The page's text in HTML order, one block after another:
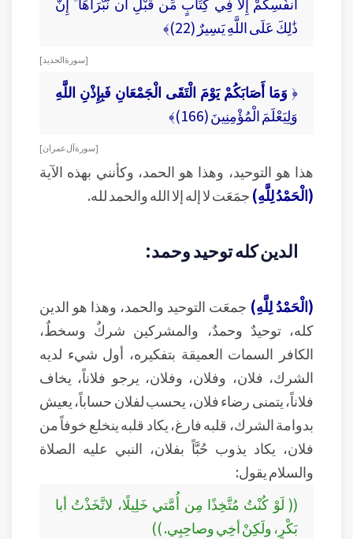
ذَٰلِكَ عَلَى اللَّهِ يَسِيرٌ (22)﴾
[ سورة الحديد ]
﴿ وَمَا أَصَابَكُمْ يَوْمَ الْتَقَى الْجَمْعَانِ فَبِإِذْنِ اللَّهِ
وَلِيَعْلَمَ الْمُؤْمِنِينَ (166)﴾
[ سورة آل عمران ]
هذا هو التوحيد، وهذا هو الحمد، وكأنني بهذه الآية
(الْحَمْدُ لِلَّهِ)جمَعَت لا إله إلا الله والحمد لله.
الدين كله توحيد وحمد:
(الْحَمْدُ لِلَّهِ) جمعَت التوحيد والحمد، وهذا هو الدين
كله، توحيدٌ وحمدٌ، والمشركين شركٌ وسخطٌ،
الكافر السمات العميقة بتفكيره، أول شيء لديه
الشرك، فلان، وفلان، وفلان، يرجو فلاناً، يخاف
فلاناً، يتمنى رضاء فلان، يحسب لفلان حساباً، يعيش
بدوامة الشرك، قلبه فارغ، يكاد قلبه ينخلع خوفاً من
فلان، يكاد يذوب حُبَّاً بفلان، النبي عليه الصلاة
والسلام يقول:
(( لَوْ كُنْتُ مُتَّخِذًا مِن أُمَّتي خَلِيلًا، لاتَّخَذْتُ أبا
بَكْرٍ، ولَكِنْ أخِي وصاحِبِي. ))